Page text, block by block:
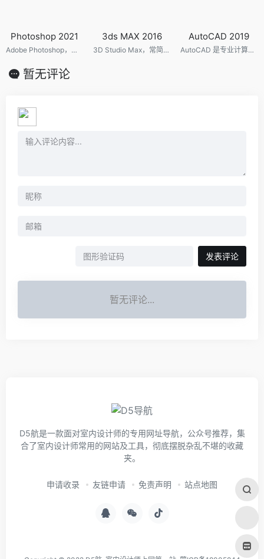
Photoshop 2021
Adobe Photoshop，简称“PS”，是由Adobe Systems开发和发行的图像处理软件。该软件主要处理以像素所构成的数字图像。使用其众多的编修与绘图工具，可以有效地进行图片编辑工作。ps有很多功能，在图像、图形、文字、视频、出版等各方面都有涉及。
3ds MAX 2016
3D Studio Max，常简称为3d Max或3ds MAX，是Discreet公司开发的（后被Autodesk公司合并）基于PC系统的三维动画渲染和制作软件。广泛应用于广告、影视、工业设计、建筑设计、多媒体制作、游戏、辅助教学以及工程可视化等领域。
AutoCAD 2019
AutoCAD 是专业计算机辅助设计软件，用于二维绘图、详细绘制、设计文档和基本三维设计，广泛应用于室内设计、机械设计、工业制图、工程制图、土木建筑、装饰装潢、服装加工等多个行业领域。
暂无评论
发表评论
暂无评论...
D5航是一款面对室内设计师的专用网址导航，公众号推荐，集
合了室内设计师常用的网站及工具，彻底摆脱杂乱不堪的收藏
夹。
申请收录 友链申请 免责声明 站点地图